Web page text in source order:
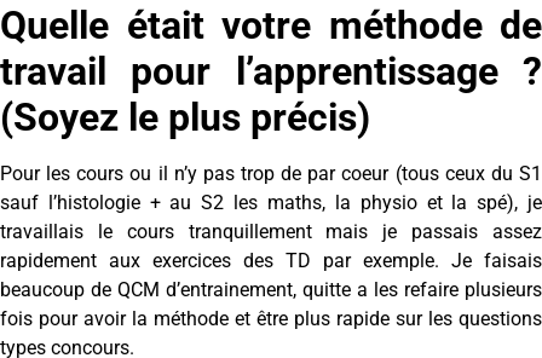
Quelle était votre méthode de
travail pour l’apprentissage ?
(Soyez le plus précis)
Pour les cours ou il n’y pas trop de par coeur (tous ceux du S1
sauf l’histologie + au S2 les maths, la physio et la spé), je
travaillais le cours tranquillement mais je passais assez
rapidement aux exercices des TD par exemple. Je faisais
beaucoup de QCM d’entrainement, quitte a les refaire plusieurs
fois pour avoir la méthode et être plus rapide sur les questions
types concours.